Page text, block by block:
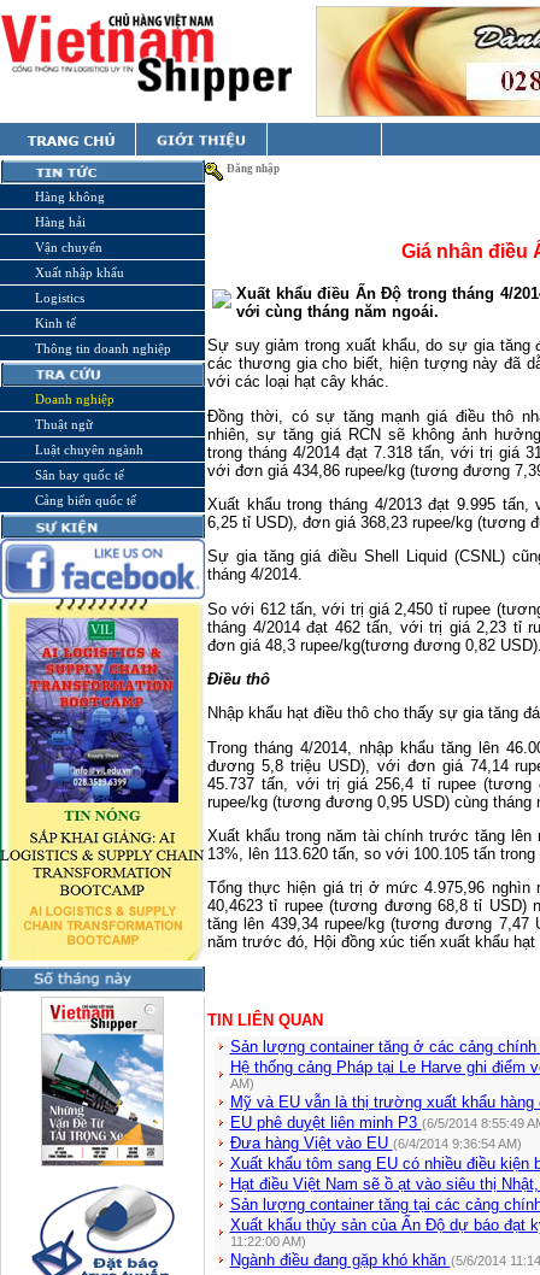
Hàng không
Hàng hải
Vận chuyển
Xuất nhập khẩu
Logistics
Kinh tế
Thông tin doanh nghiệp
Doanh nghiệp
Thuật ngữ
Luật chuyên ngành
Sân bay quốc tế
Cảng biển quốc tế
Đăng nhập
Giá nhân điều
Xuất khẩu điều Ấn Độ trong tháng 4/
với cùng tháng năm ngoái.
Sự suy giảm trong xuất khẩu, do sự gia tăng
các thương gia cho biết, hiện tượng này đã
với các loại hạt cây khác.
Đồng thời, có sự tăng mạnh giá điều thô
nhiên, sự tăng giá RCN sẽ không ảnh
trong tháng 4/2014 đạt 7.318 tấn, với trị giá
với đơn giá 434,86 rupee/kg (tương đương
Xuất khẩu trong tháng 4/2013 đạt 9.995
6,25 tỉ USD), đơn giá 368,23 rupee/kg (tương
Sự gia tăng giá điều Shell Liquid (CSNL)
tháng 4/2014.
So với 612 tấn, với trị giá 2,450 tỉ rupee
tháng 4/2014 đạt 462 tấn, với trị giá 2,23 tỉ
đơn giá 48,3 rupee/kg(tương đương 0,82
Điều thô
Nhập khẩu hạt điều thô cho thấy sự gia tăng
Trong tháng 4/2014, nhập khẩu tăng lên
đương 5,8 triệu USD), với đơn giá 74,14
45.737 tấn, với trị giá 256,4 tỉ rupee
rupee/kg (tương đương 0,95 USD) cùng tháng
Xuất khẩu trong năm tài chính trước tăng
13%, lên 113.620 tấn, so với 100.105 tấn
Tổng thực hiện giá trị ở mức 4.975,96
40,4623 tỉ rupee (tương đương 68,8 tỉ USD)
tăng lên 439,34 rupee/kg (tương đương
năm trước đó, Hội đồng xúc tiến xuất khẩu
TIN LIÊN QUAN
Sản lượng container tăng ở các cảng
Hệ thống cảng Pháp tại Le Harve ghi
AM)
Mỹ và EU vẫn là thị trường xuất khẩu
EU phê duyệt liên minh P3 (6/5/2014 8:55:49
Đưa hàng Việt vào EU (6/4/2014 9:36:54 AM)
Xuất khẩu tôm sang EU có nhiều điều kiện
Hạt điều Việt Nam sẽ ồ ạt vào siêu thị
Sản lượng container tăng tại các cảng
Xuất khẩu thủy sản của Ấn Độ dự báo đạt
11:22:00 AM)
Ngành điều đang gặp khó khăn (5/6/2014